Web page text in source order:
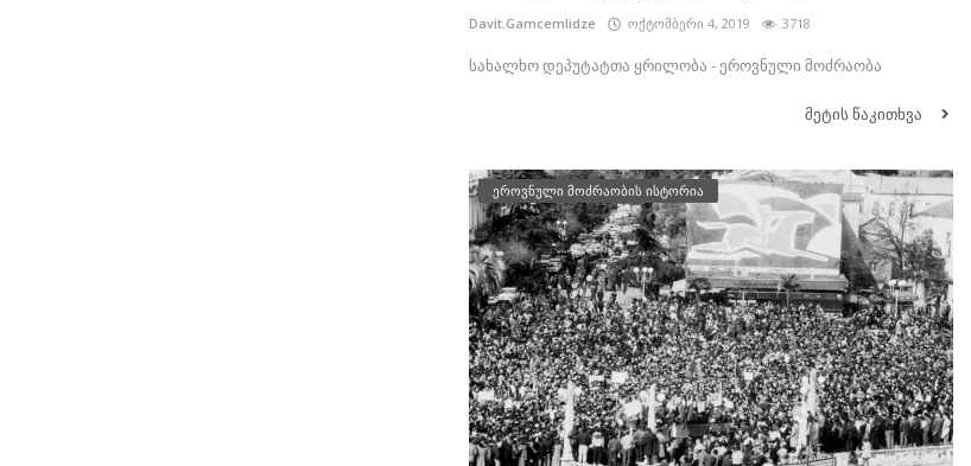
Davit.Gamcemlidze ოქტომბერი 4, 2019 3718
სახალხო დეპუტატთა ყრილობა - ეროვნული მოძრაობა
მეტის წაკითხვა
ეროვნული მოძრაობის ისტორია